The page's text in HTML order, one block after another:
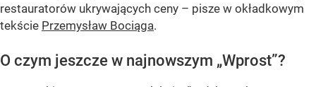
restauratorów ukrywających ceny – pisze w okładkowym
tekście Przemysław Bociąga.
O czym jeszcze w najnowszym „Wprost”?